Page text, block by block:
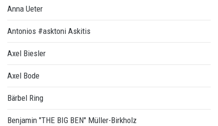
Anna Ueter
Antonios #asktoni Askitis
Axel Biesler
Axel Bode
Bärbel Ring
Benjamin "THE BIG BEN" Müller-Birkholz